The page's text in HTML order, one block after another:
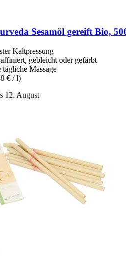
Sesamöl gereift Bio,
Kaltpressung
gebleicht oder gefärbt
tägliche Massage
€ / l)
12. August